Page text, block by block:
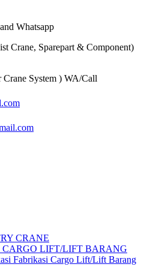
Whatsapp
Crane, Sparepart & Component)
Crane System ) WA/Call
CRANE
LIFT/LIFT BARANG
Fabrikasi Cargo Lift/Lift Barang